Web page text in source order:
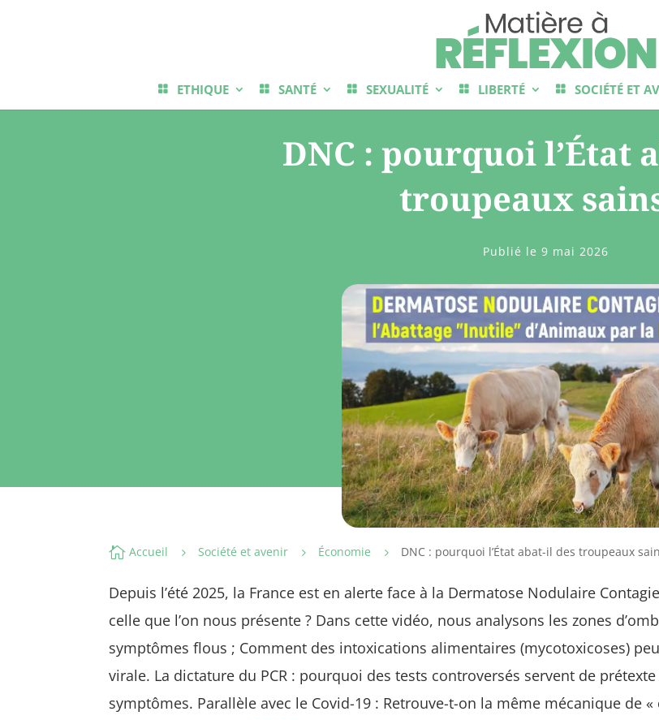
ETHIQUE SANTÉ SEXUALITÉ LIBERTÉ SOCIÉTÉ ET
DNC : pourquoi l’État
troupeaux
Publié le 9 mai 2026
 Accueil 5 Société et avenir 5 Économie 5 DNC : pourquoi l’État abat-il des troupeaux
Depuis l’été 2025, la France est en alerte face à la Dermatose Nodulaire
celle que l’on nous présente ? Dans cette vidéo, nous analysons les zones
symptômes flous ; Comment des intoxications alimentaires (mycotoxicoses)
virale. La dictature du PCR : pourquoi des tests controversés servent de
symptômes. Parallèle avec le Covid-19 : Retrouve-t-on la même mécanique de